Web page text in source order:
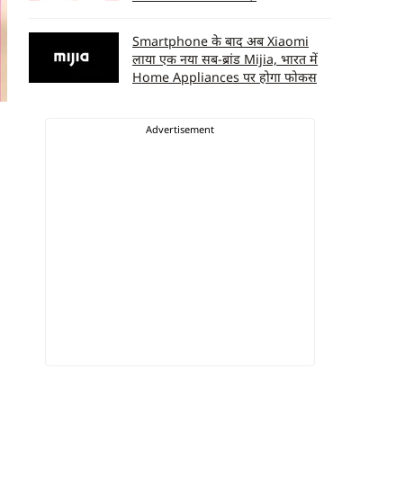
Smartphone के बाद अब Xiaomi
लाया एक नया सब-ब्रांड Mijia, भारत में
Home Appliances पर होगा फोकस